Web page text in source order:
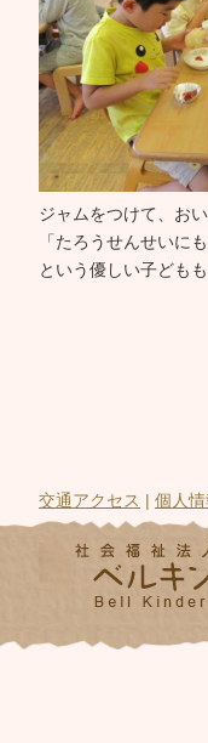
ジャムをつけて、お
「たろうせんせい
という優しい子ども
交通アクセス | 個人